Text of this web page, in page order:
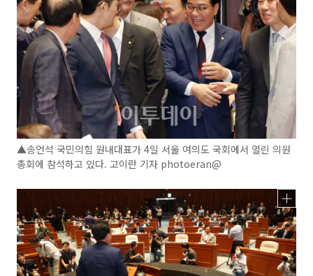
▲송언석 국민의힘 원내대표가 4일 서울 여의도 국회에서 열린 의원
총회에 참석하고 있다. 고이란 기자 photoeran@